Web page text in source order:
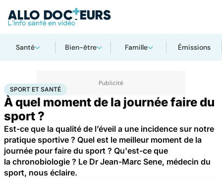
Santé Bien-être Famille Émissions
AccueilBien-êtreSport santé Sport et santé
SPORT ET SANTÉ
À quel moment de la journée faire du
sport ?
Est-ce que la qualité de l’éveil a une incidence sur notre
pratique sportive ? Quel est le meilleur moment de la
journée pour faire du sport ? Qu'est-ce que
la chronobiologie ? Le Dr Jean-Marc Sene, médecin du
sport, nous éclaire.